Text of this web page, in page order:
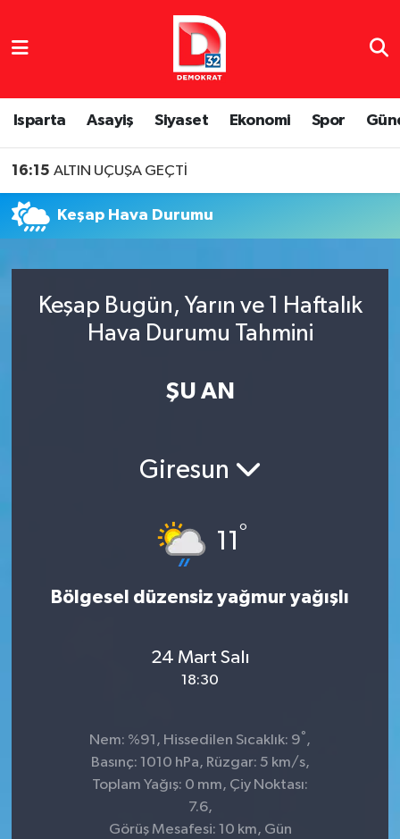
Isparta Asayiş Siyaset Ekonomi Spor
16:15 ALTIN UÇUŞA GEÇTİ
Keşap Hava Durumu
Keşap Bugün, Yarın ve 1 Haftalık
Hava Durumu Tahmini
ŞU AN
Giresun
11 °
Bölgesel düzensiz yağmur yağışlı
24 Mart Salı
18:30
Nem: %91, Hissedilen Sıcaklık: 9°,
Basınç: 1010 hPa, Rüzgar: 5 km/s,
Toplam Yağış: 0 mm, Çiy Noktası:
7.6,
Görüş Mesafesi: 10 km, Gün
Isparta Nöbetçi Eczaneler
Isparta Hava Durumu
Tüm Manşetler
Son Dakika Haberleri